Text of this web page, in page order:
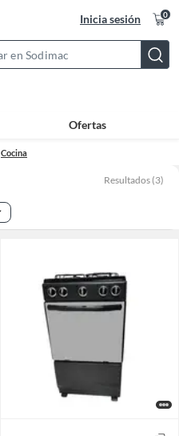
Inicia sesión 0
Bar
Ofertas
Cocina
Resultados (3)